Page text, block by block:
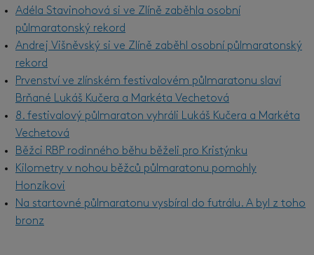
Adéla Stavinohová si ve Zlíně zaběhla osobní
půlmaratonský rekord
Andrej Višněvský si ve Zlíně zaběhl osobní půlmaratonský
rekord
Prvenství ve zlínském festivalovém půlmaratonu slaví
Brňané Lukáš Kučera a Markéta Vechetová
8. festivalový půlmaraton vyhráli Lukáš Kučera a Markéta
Vechetová
Běžci RBP rodinného běhu běželi pro Kristýnku
Kilometry v nohou běžců půlmaratonu pomohly
Honzíkovi
Na startovné půlmaratonu vysbíral do futrálu. A byl z toho
bronz